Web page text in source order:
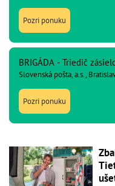
Pozri ponuku
BRIGÁDA - Triedič
Slovenská pošta, a.s.,
Pozri ponuku